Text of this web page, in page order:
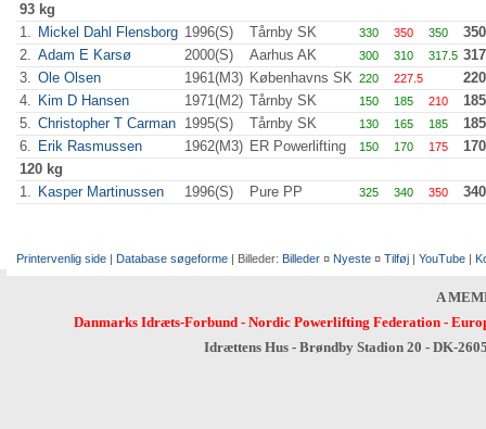
93 kg
1. Mickel Dahl Flensborg 1996(S) Tårnby SK 330 350 350
350
2. Adam E Karsø 2000(S) Aarhus AK 300 310 317.5
3. Ole Olsen 1961(M3) Københavns SK 220 227.5
220
4. Kim D Hansen 1971(M2) Tårnby SK 150 185 210
185
5. Christopher T Carman 1995(S) Tårnby SK 130 165 185
185
6. Erik Rasmussen 1962(M3) ER Powerlifting 150 170 175
170
120 kg
1. Kasper Martinussen 1996(S) Pure PP 325 340 350 340
Printervenlig side | Database søgeforme | Billeder: Billeder ¤ Nyeste ¤ Tilføj | YouTube |
A
Danmarks Idræts-Forbund- Nordic Powerlifting Federation-
Idrættens Hus - Brøndby Stadion 20 - DK-